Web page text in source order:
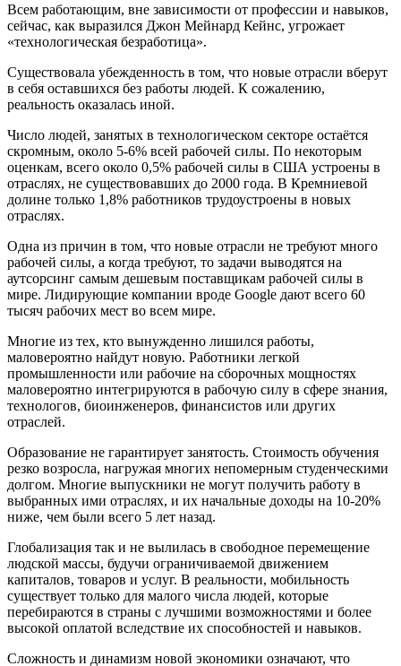
Всем работающим, вне зависимости от профессии и навыков,
сейчас, как выразился Джон Мейнард Кейнс, угрожает
«технологическая безработица».
Существовала убежденность в том, что новые отрасли вберут
в себя оставшихся без работы людей. К сожалению,
реальность оказалась иной.
Число людей, занятых в технологическом секторе остаётся
скромным, около 5-6% всей рабочей силы. По некоторым
оценкам, всего около 0,5% рабочей силы в США устроены в
отраслях, не существовавших до 2000 года. В Кремниевой
долине только 1,8% работников трудоустроены в новых
отраслях.
Одна из причин в том, что новые отрасли не требуют много
рабочей силы, а когда требуют, то задачи выводятся на
аутсорсинг самым дешевым поставщикам рабочей силы в
мире. Лидирующие компании вроде Google дают всего 60
тысяч рабочих мест во всем мире.
Многие из тех, кто вынужденно лишился работы,
маловероятно найдут новую. Работники легкой
промышленности или рабочие на сборочных мощностях
маловероятно интегрируются в рабочую силу в сфере знания,
технологов, биоинженеров, финансистов или других
отраслей.
Образование не гарантирует занятость. Стоимость обучения
резко возросла, нагружая многих непомерным студенческими
долгом. Многие выпускники не могут получить работу в
выбранных ими отраслях, и их начальные доходы на 10-20%
ниже, чем были всего 5 лет назад.
Глобализация так и не вылилась в свободное перемещение
людской массы, будучи ограничиваемой движением
капиталов, товаров и услуг. В реальности, мобильность
существует только для малого числа людей, которые
перебираются в страны с лучшими возможностями и более
высокой оплатой вследствие их способностей и навыков.
Сложность и динамизм новой экономики означают, что